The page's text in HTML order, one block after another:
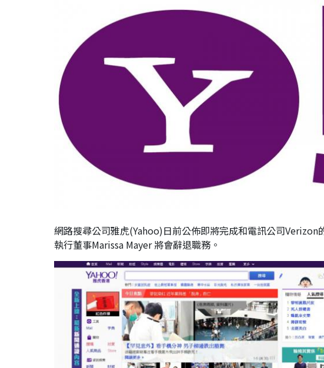
網路搜尋公司雅虎(Yahoo)日前公佈即將完成和電訊公司
執行董事Marissa Mayer 將會辭退職務。